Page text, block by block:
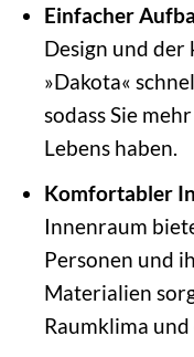
Einfacher
Design und der
»Dakota«
sodass Sie
Lebens haben.
Komfortabler
Innenraum
Personen und
Materialien
Raumklima